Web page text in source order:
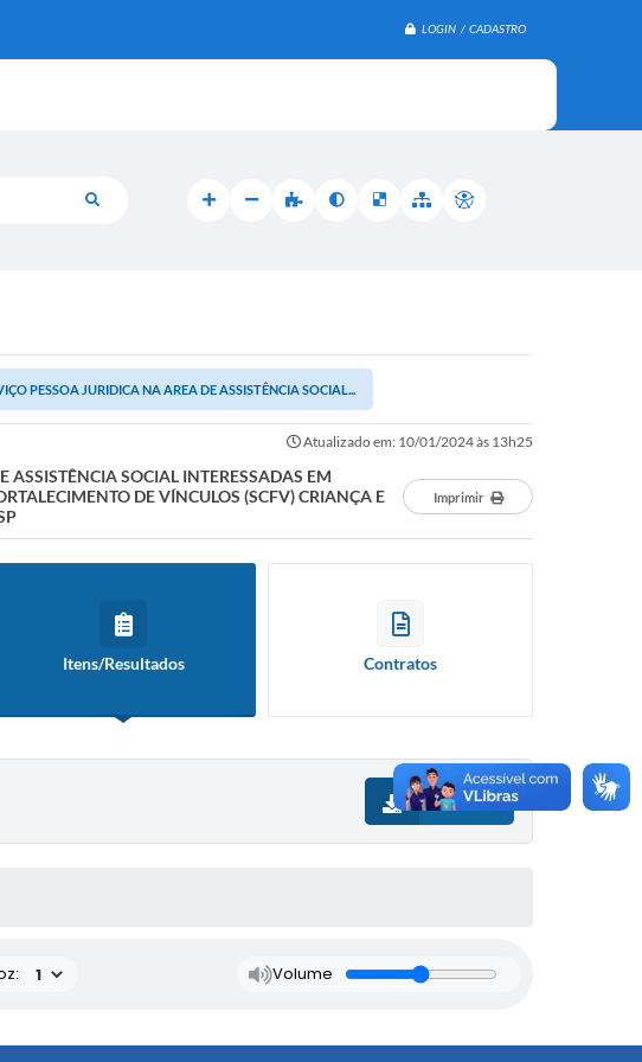
LOGIN / CADASTRO
PESSOA JURIDICA NA AREA DE ASSISTÊNCIA SOCIAL...
Atualizado em: 10/01/2024 às 13h25
ASSISTÊNCIA SOCIAL INTERESSADAS EM
DE VÍNCULOS (SCFV) CRIANÇA E
Imprimir
Itens/Resultados Contratos
Download
Volume